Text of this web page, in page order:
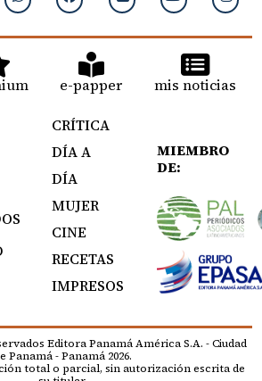
e-papper mis noticias
CRÍTICA
DÍA A
DÍA
MUJER
CINE
RECETAS
IMPRESOS
MIEMBRO
DE:
Editora Panamá América S.A. - Ciudad
Panamá - Panamá 2026.
total o parcial, sin autorización escrita de